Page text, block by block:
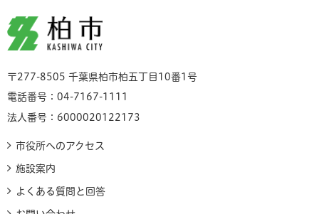
柏市
〒277-8505 千葉県柏市柏五丁目10番1号
電話番号：04-7167-1111
法人番号：6000020122173
市役所へのアクセス
施設案内
よくある質問と回答